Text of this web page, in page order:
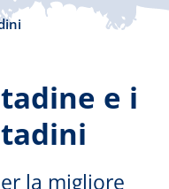
e i
la migliore